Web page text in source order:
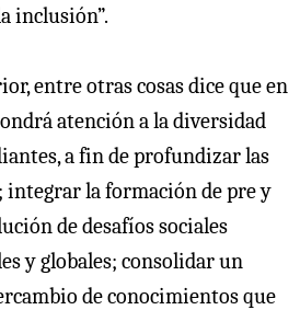
inclusión”.
entre otras cosas dice que en
atención a la diversidad
a fin de profundizar las
integrar la formación de pre y
de desafíos sociales
y globales; consolidar un
de conocimientos que